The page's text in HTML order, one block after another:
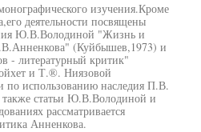
изучения.Кроме
деятельности посвящены
Ю.В.Володиной "Жизнь и
(Куйбышев,1973) и
литературный критик"
и Т.®. Ниязовой
по использованию наследия П.В.
статьи Ю.В.Володиной и
рассматривается
Анненкова.